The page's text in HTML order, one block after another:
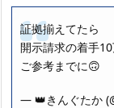
証拠揃えてたら
開示請求の着手
ご参考までに🙃
— 👑きんぐたか